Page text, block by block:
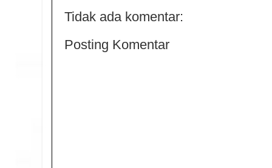
Tidak ada komentar:
Posting Komentar